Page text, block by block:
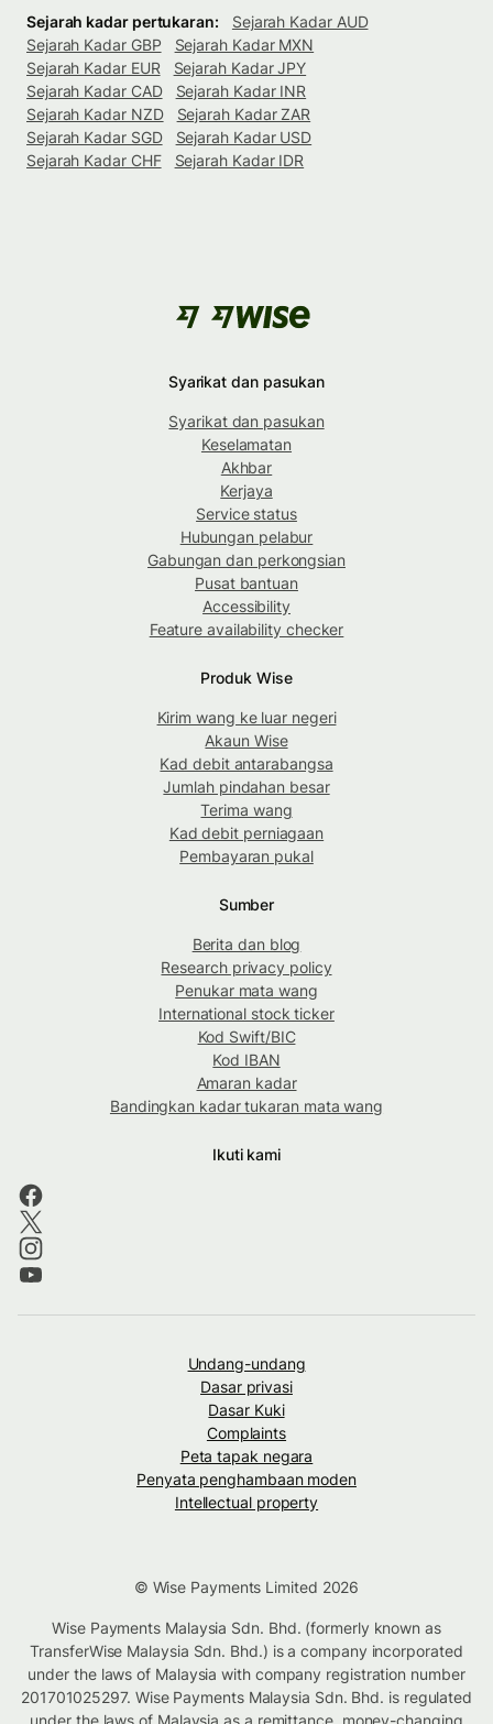
Sejarah kadar pertukaran:
Sejarah Kadar AUD
Sejarah Kadar GBP
Sejarah Kadar MXN
Sejarah Kadar EUR
Sejarah Kadar JPY
Sejarah Kadar CAD
Sejarah Kadar INR
Sejarah Kadar NZD
Sejarah Kadar ZAR
Sejarah Kadar SGD
Sejarah Kadar USD
Sejarah Kadar CHF
Sejarah Kadar IDR
Syarikat dan pasukan
Syarikat dan pasukan
Keselamatan
Akhbar
Kerjaya
Service status
Hubungan pelabur
Gabungan dan perkongsian
Pusat bantuan
Accessibility
Feature availability checker
Produk Wise
Kirim wang ke luar negeri
Akaun Wise
Kad debit antarabangsa
Jumlah pindahan besar
Terima wang
Kad debit perniagaan
Pembayaran pukal
Sumber
Berita dan blog
Research privacy policy
Penukar mata wang
International stock ticker
Kod Swift/BIC
Kod IBAN
Amaran kadar
Bandingkan kadar tukaran mata wang
Ikuti kami
Undang-undang
Dasar privasi
Dasar Kuki
Complaints
Peta tapak negara
Penyata penghambaan moden
Intellectual property
© Wise Payments Limited 2026
Wise Payments Malaysia Sdn. Bhd. (formerly known as
TransferWise Malaysia Sdn. Bhd.) is a company incorporated
under the laws of Malaysia with company registration number
201701025297. Wise Payments Malaysia Sdn. Bhd. is regulated
under the laws of Malaysia as a remittance, money-changing